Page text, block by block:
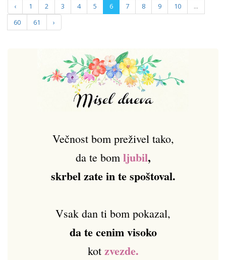
‹ 1 2 3 4 5 6 7 8 9 10
...
60
61 ›
Večnost bom preživel tako,
da te bom ljubil,
skrbel zate in te spoštoval.
Vsak dan ti bom pokazal,
da te cenim visoko
kot zvezde.